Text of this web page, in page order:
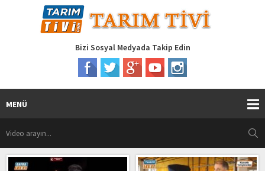
Bizi Sosyal Medyada Takip Edin
MENÜ